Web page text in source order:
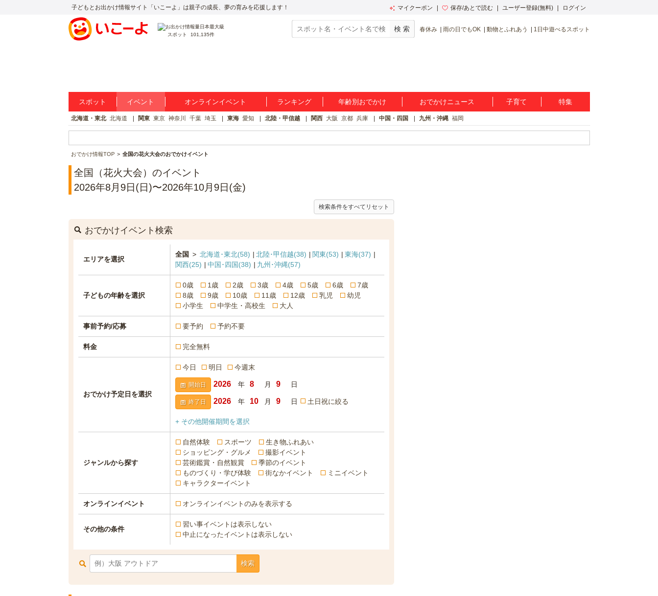
子どもとお出かけ情報サイト「いこーよ」は親子の成長、夢の育みを応援します！ マイクーポン 保存/あとで読む ユーザー登録(無料) ログイン
スポット 101,135件
春休み 雨の日でもOK 動物とふれあう 1日中遊べるスポット
スポット イベント オンラインイベント ランキング 年齢別おでかけ おでかけニュース 子育て 特集
北海道・東北 北海道 関東 東京 神奈川 千葉 埼玉 東海 愛知 北陸・甲信越 関西 大阪 京都 兵庫 中国・四国 九州・沖縄 福岡
おでかけ情報TOP 全国の花火大会のおでかけイベント
全国（花火大会）のイベント
2026年8月9日(日)〜2026年10月9日(金)
検索条件をすべてリセット
おでかけイベント検索
エリアを選択
全国 > 北海道･東北(58) 北陸･甲信越(38) 関東(53) 東海(37)
関西(25) 中国･四国(38) 九州･沖縄(57)
子どもの年齢を選択
0歳 1歳 2歳 3歳 4歳 5歳 6歳
7歳
8歳
9歳 10歳 11歳 12歳 乳児
幼児
小学生
中学生・高校生 大人
事前予約/応募 要予約 予約不要
料金 完全無料
おでかけ予定日を選択
今日 明日 今週末
開始日 年 月 日
終了日 年 月 日 土日祝に絞る
+ その他開催期間を選択
ジャンルから探す
自然体験 スポーツ
生き物ふれあい
ショッピング・グルメ
撮影イベント
芸術鑑賞・自然観賞
季節のイベント
ものづくり・学び体験
街なかイベント
ミニイベント
キャラクターイベント
オンラインイベント オンラインイベントのみを表示する
その他の条件
習い事イベントは表示しない
中止になったイベントは表示しない
検索